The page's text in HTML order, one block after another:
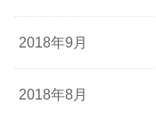
2018年9月
2018年8月